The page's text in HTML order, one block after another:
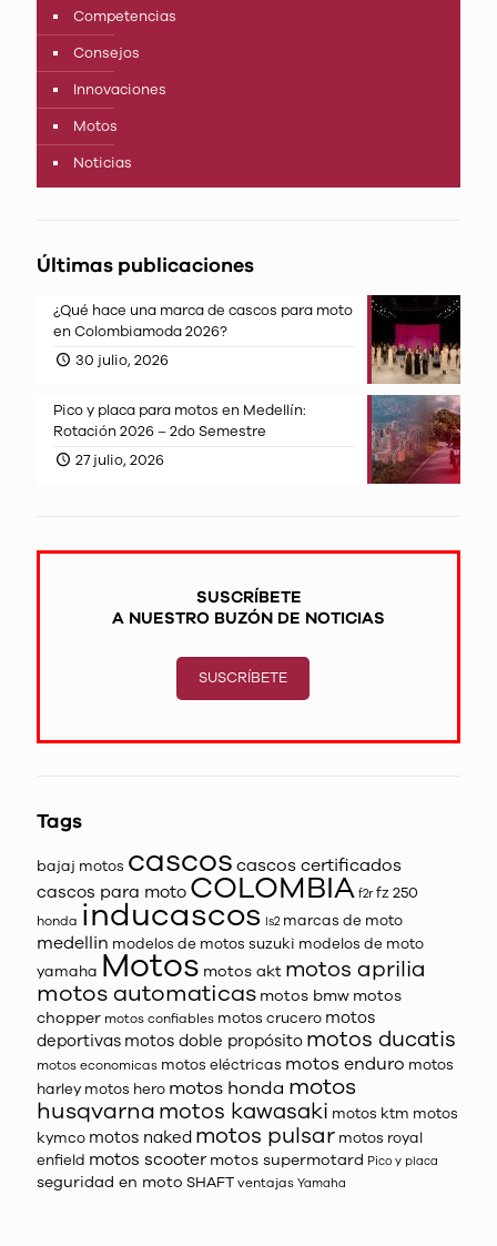
Competencias
Consejos
Innovaciones
Motos
Noticias
Últimas publicaciones
¿Qué hace una marca de cascos para moto
en Colombiamoda 2026?
30 julio, 2026
Pico y placa para motos en Medellín:
Rotación 2026 – 2do Semestre
27 julio, 2026
SUSCRÍBETE
A NUESTRO BUZÓN DE NOTICIAS
SUSCRÍBETE
Tags
bajaj motos cascoscascos certificados
cascos para moto COLOMBIA f2r fz 250
honda inducascos ls2 marcas de moto
medellin modelos de motos suzuki modelos de moto
yamaha Motos motos akt motos aprilia
motos automaticas motos bmw motos
chopper motos confiables motos crucero motos
deportivas motos doble propósito motos ducatis
motos economicas motos eléctricas motos enduro motos
harley motos hero motos honda motos
husqvarnamotos kawasaki motos ktm motos
kymco motos naked motos pulsar motos royal
enfield motos scooter motos supermotard Pico y placa
seguridad en moto SHAFTventajas Yamaha